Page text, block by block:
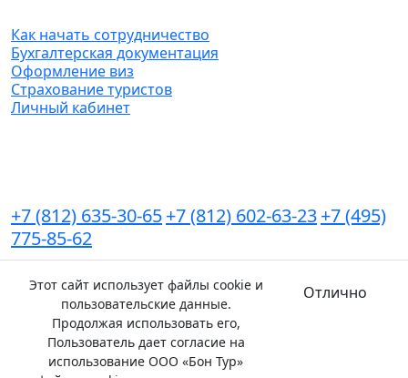
Этот сайт использует файлы cookie и
пользовательские данные.
Продолжая использовать его,
Пользователь дает согласие на
использование ООО «Бон Тур»
Отлично
Как начать сотрудничество
Бухгалтерская документация
Оформление виз
Страхование туристов
Личный кабинет
+7 (812) 635-30-65+7 (812) 602-63-23+7 (495)
775-85-62
Мы в соц.сетях
Карта сайтаПолитика конфиденциальности